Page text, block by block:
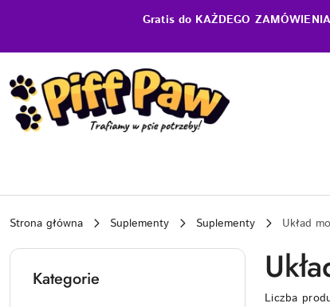
Przejdź do treści głównej
Przejdź do wyszukiwarki
Przejdź do moje konto
Przejdź do menu głównego
Gratis do KAŻDEGO
Strona główna Suplementy Suplementy Układ
Kategorie
Liczba